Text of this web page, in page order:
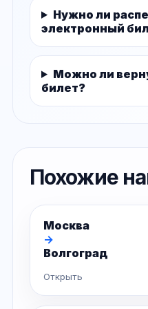
Нужно ли
электронный
Можно ли
билет?
Похожие
Москва
→
Волгоград
Открыть